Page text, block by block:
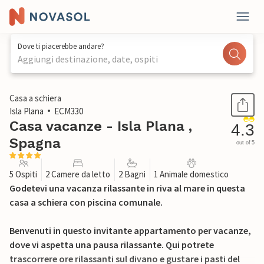
Dove ti piacerebbe andare?
Aggiungi destinazione, date, ospiti
1 / 33
Casa a schiera
Isla Plana
ECM330
Casa vacanze - Isla Plana ,
Spagna
4.3
out of 5
5 Ospiti 2 Camere da letto 2 Bagni 1 Animale domestico
Godetevi una vacanza rilassante in riva al mare in questa
casa a schiera con piscina comunale.
Benvenuti in questo invitante appartamento per vacanze,
dove vi aspetta una pausa rilassante. Qui potrete
trascorrere ore rilassanti sul divano e gustare i pasti del